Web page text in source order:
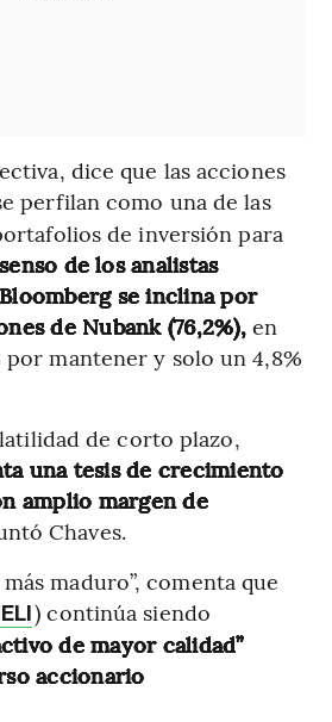
dice que las acciones
perfilan como una de las
de inversión para
de los analistas
se inclina por
de Nubank (76,2%), en
por mantener y solo un 4,8%
de corto plazo,
una tesis de crecimiento
amplio margen de
Chaves.
maduro”, comenta que
) continúa siendo
de mayor calidad”
accionario